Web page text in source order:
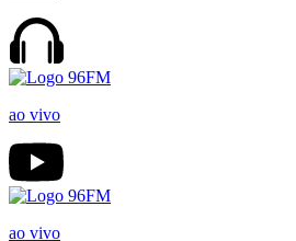
ao vivo
ao vivo